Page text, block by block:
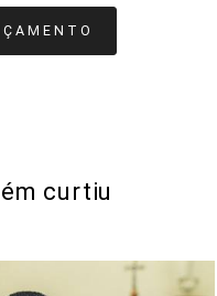
curtiu